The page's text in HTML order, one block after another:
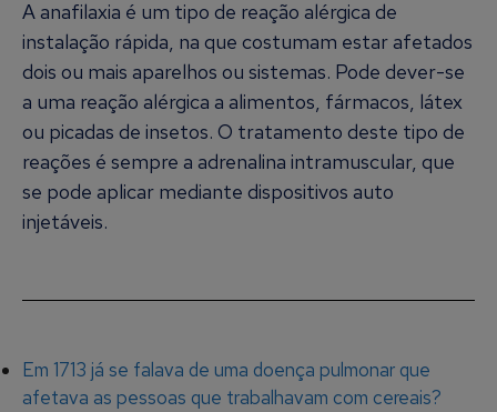
A anafilaxia é um tipo de reação alérgica de
instalação rápida, na que costumam estar afetados
dois ou mais aparelhos ou sistemas. Pode dever-se
a uma reação alérgica a alimentos, fármacos, látex
ou picadas de insetos. O tratamento deste tipo de
reações é sempre a adrenalina intramuscular, que
se pode aplicar mediante dispositivos auto
injetáveis.
Em 1713 já se falava de uma doença pulmonar que
afetava as pessoas que trabalhavam com cereais?